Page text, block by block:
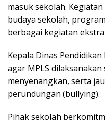
masuk sekolah.
budaya sekolah,
berbagai kegiatan
Kepala Dinas
agar MPLS
menyenangkan, serta
perundungan (bullying).
Pihak sekolah